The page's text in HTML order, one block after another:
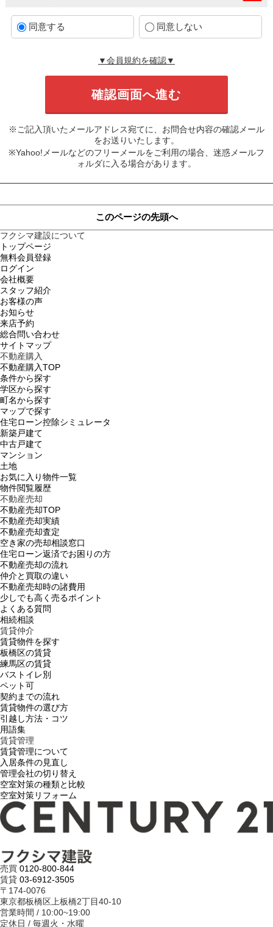
同意する 同意しない
▼会員規約を確認▼
※ご記入頂いたメールアドレス宛てに、お問合せ内容の確認メール
をお送りいたします。
※Yahoo!メールなどのフリーメールをご利用の場合、迷惑メールフ
ォルダに入る場合があります。
このページの先頭へ
フクシマ建設について
トップページ
無料会員登録
ログイン
会社概要
スタッフ紹介
お客様の声
お知らせ
来店予約
総合問い合わせ
サイトマップ
不動産購入
不動産購入TOP
条件から探す
学区から探す
町名から探す
マップで探す
住宅ローン控除シミュレータ
新築戸建て
中古戸建て
マンション
土地
お気に入り物件一覧
物件閲覧履歴
不動産売却
不動産売却TOP
不動産売却実績
不動産売却査定
空き家の売却相談窓口
住宅ローン返済でお困りの方
不動産売却の流れ
仲介と買取の違い
不動産売却時の諸費用
少しでも高く売るポイント
よくある質問
相続相談
賃貸仲介
賃貸物件を探す
板橋区の賃貸
練馬区の賃貸
バストイレ別
ペット可
契約までの流れ
賃貸物件の選び方
引越し方法・コツ
用語集
賃貸管理
賃貸管理について
入居条件の見直し
管理会社の切り替え
空室対策の種類と比較
空室対策リフォーム
売買 0120-800-844
賃貸 03-6912-3505
〒174-0076
東京都板橋区上板橋2丁目40-10
営業時間 / 10:00~19:00
定休日 / 毎週火・水曜